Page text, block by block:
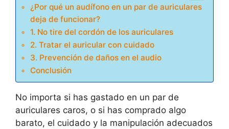
¿Por qué un audífono en un par de auriculares
deja de funcionar?
1. No tire del cordón de los auriculares
2. Tratar el auricular con cuidado
3. Prevención de daños en el audio
Conclusión
No importa si has gastado en un par de
auriculares caros, o si has comprado algo
barato, el cuidado y la manipulación adecuados